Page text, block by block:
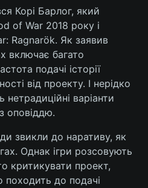
Корі Барлог, який
of War 2018 року і
Ragnarök. Як заявив
включає багато
подачі історії
від проекту. І нерідко
варіанти
оповіддю.
звикли до наративу, як
Однак ігри розсовують
критикувати проект,
походить до подачі